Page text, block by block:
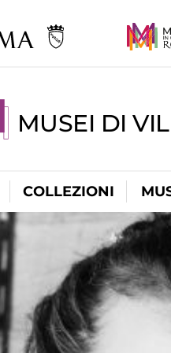
MUSEI DI
COLLEZIONI